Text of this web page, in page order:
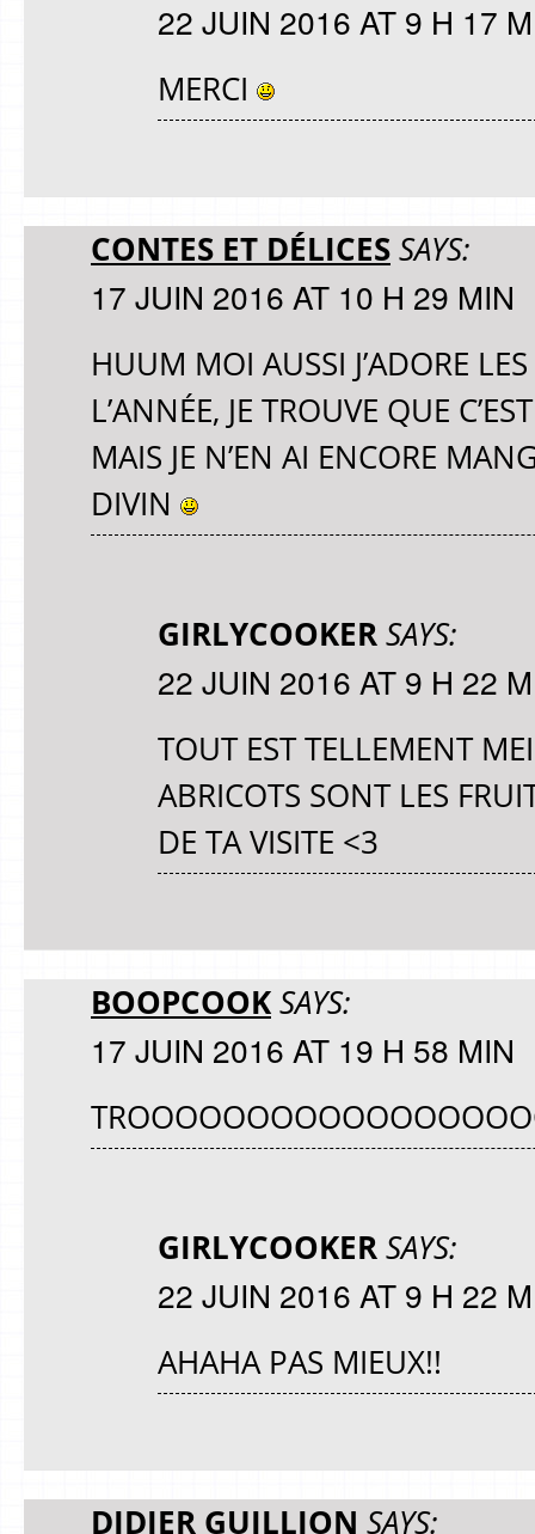
22 JUIN 2016 AT 9 H 17
MERCI
CONTES ET DÉLICESSAYS:
17 JUIN 2016 AT 10 H 29 MIN
HUUM MOI AUSSI J’ADORE
L’ANNÉE, JE TROUVE QUE
MAIS JE N’EN AI ENCORE
DIVIN
GIRLYCOOKERSAYS:
22 JUIN 2016 AT 9 H 22
TOUT EST TELLEMENT
ABRICOTS SONT LES
DE TA VISITE <3
BOOPCOOKSAYS:
17 JUIN 2016 AT 19 H 58 MIN
GIRLYCOOKERSAYS:
22 JUIN 2016 AT 9 H 22
AHAHA PAS MIEUX!!
DIDIER GUILLION SAYS: